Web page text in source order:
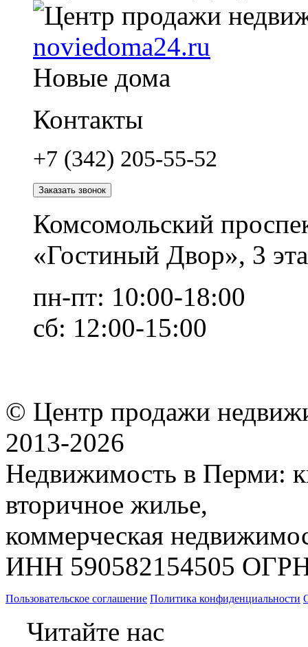
noviedoma24.ru
Новые дома
Контакты
+7 (342) 205-55-52
Заказать звонок
Комсомольский
«Гостиный Двор», 3
пн-пт: 10:00-18:00
сб: 12:00-15:00
© Центр продажи
2013-2026
Недвижимость в Перми:
вторичное жилье,
коммерческая
ИНН 590582154505
Пользовательское соглашение Политика конфиденциальности
Читайте нас